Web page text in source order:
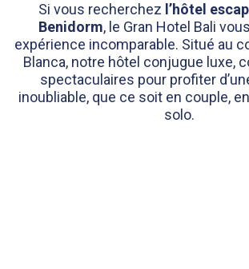
Si vous recherchez l’hôtel
Benidorm, le Gran Hotel Bali
expérience incomparable. Situé au
Blanca, notre hôtel conjugue luxe,
spectaculaires pour profiter
inoubliable, que ce soit en couple,
solo.